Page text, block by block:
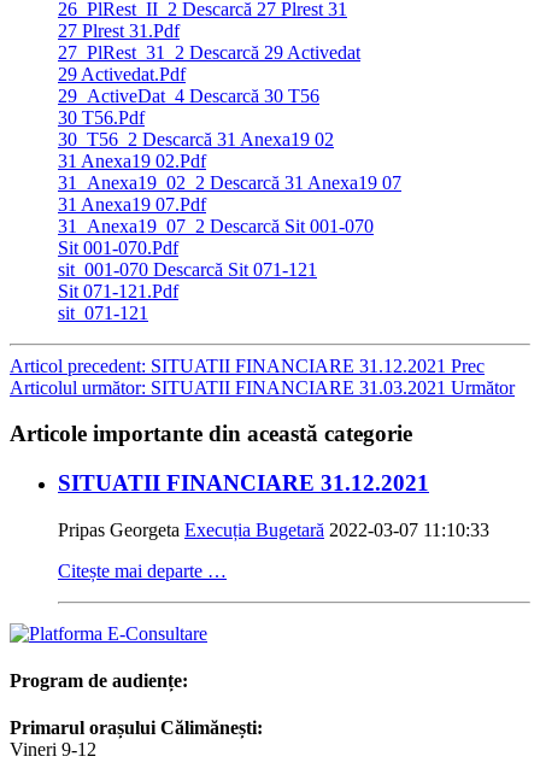
26_PlRest_II_2 Descarcă 27 Plrest 31
27 Plrest 31.Pdf
27_PlRest_31_2 Descarcă 29 Activedat
29 Activedat.Pdf
29_ActiveDat_4 Descarcă 30 T56
30 T56.Pdf
30_T56_2 Descarcă 31 Anexa19 02
31 Anexa19 02.Pdf
31_Anexa19_02_2 Descarcă 31 Anexa19 07
31 Anexa19 07.Pdf
31_Anexa19_07_2 Descarcă Sit 001-070
Sit 001-070.Pdf
sit_001-070 Descarcă Sit 071-121
Sit 071-121.Pdf
sit_071-121
Articol precedent: SITUATII FINANCIARE 31.12.2021 Prec
Articolul următor: SITUATII FINANCIARE 31.03.2021 Următor
Articole importante din această categorie
SITUATII FINANCIARE 31.12.2021
Pripas Georgeta Execuția Bugetară 2022-03-07 11:10:33
Citește mai departe …
Program de audiențe:
Primarul orașului Călimănești:
Vineri 9-12